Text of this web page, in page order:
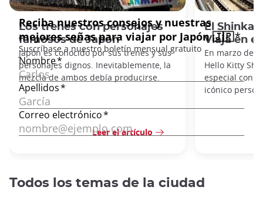
Los trenes con personajes
famosos de Japón
Japón es conocido por sus trenes y sus
personajes dignos. Inevitablemente, la
mezcla de ambos debía producirse.
Leer el artículo
El
Viaja en
En marzo de
Hello Kitty
especial con
icónico
Todos los temas de la ciudad